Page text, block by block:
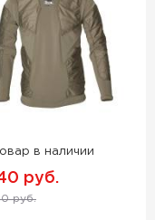
в наличии
руб.
руб.